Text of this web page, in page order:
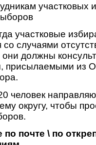
участковых
участковые
со случаями
должны
присылаемыми из
человек
округу, чтобы
по почте \ по